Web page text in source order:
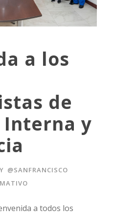
a los
de
Interna y
@SANFRANCISCO
a todos los